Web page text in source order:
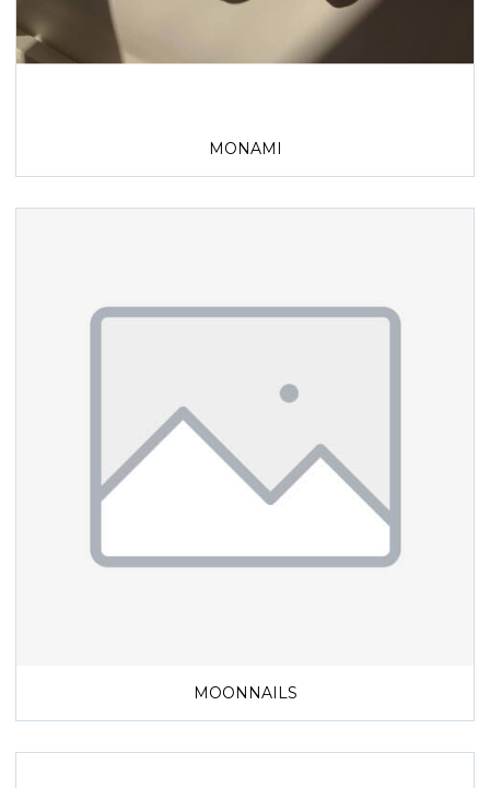
MONAMI
MOONNAILS